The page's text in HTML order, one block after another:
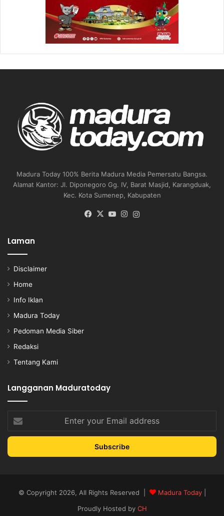
Madura Today 100% Berita Madura Media Pemersatu Bangsa.
Alamat Kantor: Jl. Diponegoro Gg. IV, Barat Masjid, Karangduak,
Kec. Kota Sumenep, Kabupaten
Facebook
X YouTubeInstagram
Laman
Disclaimer
Home
Info Iklan
Madura Today
Pedoman Media Siber
Redaksi
Tentang Kami
Langganan Maduratoday
your
Email
© Copyright 2026, All Rights Reserved | Madura Today
Proudly Hosted by CH